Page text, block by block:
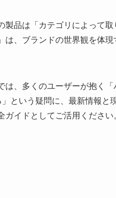
製品は「カテゴリによって
は、ブランドの世界観を体
は、多くのユーザーが抱く
という疑問に、最新情報と
ガイドとしてご活用ください